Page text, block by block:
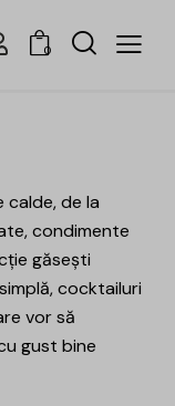
0
calde, de la
condimente
găsești
cocktailuri
vor să
gust bine